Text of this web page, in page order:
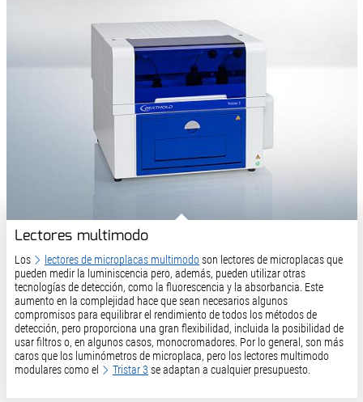
Lectores multimodo
Los lectores de microplacas multimodoson lectores de microplacas que
pueden medir la luminiscencia pero, además, pueden utilizar otras
tecnologías de detección, como la fluorescencia y la absorbancia. Este
aumento en la complejidad hace que sean necesarios algunos
compromisos para equilibrar el rendimiento de todos los métodos de
detección, pero proporciona una gran flexibilidad, incluida la posibilidad de
usar filtros o, en algunos casos, monocromadores. Por lo general, son más
caros que los luminómetros de microplaca, pero los lectores multimodo
modulares como el
Tristar 3 se adaptan a cualquier presupuesto.